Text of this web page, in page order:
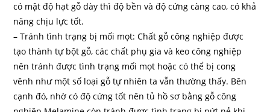
có mật độ hạt gỗ dày thì độ bền và độ cứng càng cao, có khả
năng chịu lực tốt.
– Tránh tình trạng bị mối mọt: Chất gỗ công nghiệp được
tạo thành tự bột gỗ, các chất phụ gia và keo công nghiệp
nên tránh được tình trạng mối mọt hoặc có thể bị cong
vênh như một số loại gỗ tự nhiên ta vẫn thường thấy. Bên
cạnh đó, nhờ có độ cứng tốt nên tủ hồ sơ bằng gỗ công